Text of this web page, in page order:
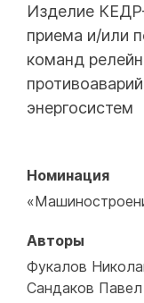
Изделие
приема и/или
команд
энергосистем
Номинация
Авторы
Фукалов
Сандаков